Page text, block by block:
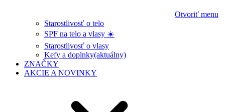
Otvoriť menu
Starostlivosť o telo
SPF na telo a vlasy ☀️
Starostlivosť o vlasy
Kefy a doplnky(aktuálny)
ZNAČKY
AKCIE A NOVINKY